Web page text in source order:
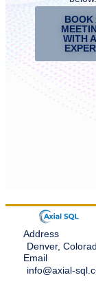
BOOK
WITH
Address
Denver,
Email
info@axial-